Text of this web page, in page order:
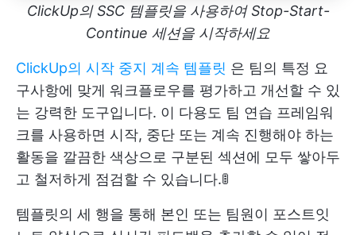
ClickUp의 SSC 템플릿을 사용하여 Stop-Start-
Continue 세션을 시작하세요
ClickUp의 시작 중지 계속 템플릿 은 팀의 특정 요
구사항에 맞게 워크플로우를 평가하고 개선할 수 있
는 강력한 도구입니다. 이 다용도 팀 연습 프레임워
크를 사용하면 시작, 중단 또는 계속 진행해야 하는
활동을 깔끔한 색상으로 구분된 섹션에 모두 쌓아두
고 철저하게 점검할 수 있습니다.🚦
템플릿의 세 행을 통해 본인 또는 팀원이 포스트잇